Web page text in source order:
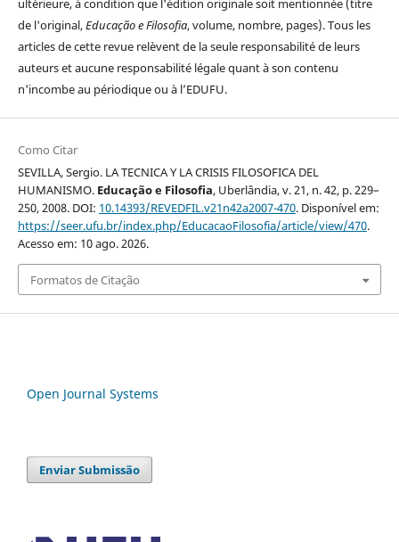
ultérieure, à condition que l'édition originale soit mentionnée (titre
de l'original,Educação e Filosofia, volume, nombre, pages). Tous les
articles de cette revue relèvent de la seule responsabilité de leurs
auteurs et aucune responsabilité légale quant à son contenu
n'incombe au périodique ou à l’EDUFU.
Como Citar
SEVILLA, Sergio. LA TECNICA Y LA CRISIS FILOSOFICA DEL
HUMANISMO. Educação e Filosofia, Uberlândia, v. 21, n. 42, p. 229–
250, 2008. DOI: 10.14393/REVEDFIL.v21n42a2007-470. Disponível em:
https://seer.ufu.br/index.php/EducacaoFilosofia/article/view/470.
Acesso em: 10 ago. 2026.
Formatos de Citação
Open Journal Systems
Enviar Submissão